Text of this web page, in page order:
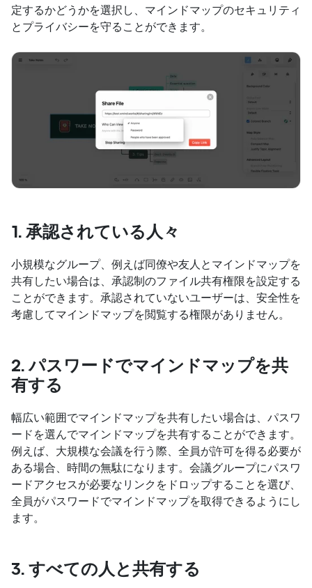
定するかどうかを選択し、マインドマップのセキュリティ
とプライバシーを守ることができます。
1. 承認されている人々
小規模なグループ、例えば同僚や友人とマインドマップを
共有したい場合は、承認制のファイル共有権限を設定する
ことができます。承認されていないユーザーは、安全性を
考慮してマインドマップを閲覧する権限がありません。
2. パスワードでマインドマップを共
有する
幅広い範囲でマインドマップを共有したい場合は、パスワ
ードを選んでマインドマップを共有することができます。
例えば、大規模な会議を行う際、全員が許可を得る必要が
ある場合、時間の無駄になります。会議グループにパスワ
ードアクセスが必要なリンクをドロップすることを選び、
全員がパスワードでマインドマップを取得できるようにし
ます。
3. すべての人と共有する